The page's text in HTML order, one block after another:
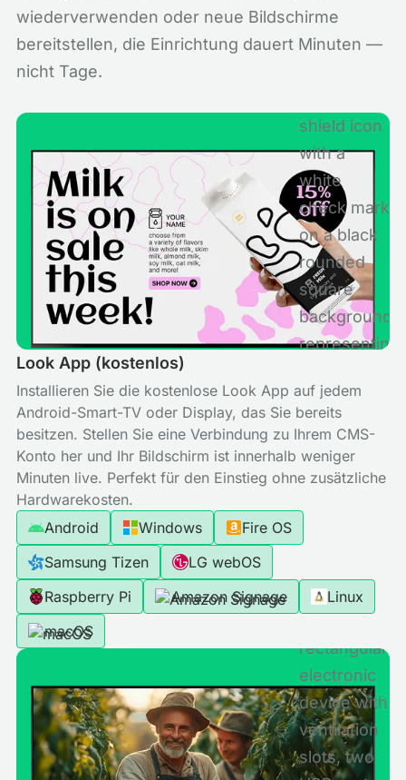
wiederverwenden oder neue Bildschirme
bereitstellen, die Einrichtung dauert Minuten —
nicht Tage.
Look App (kostenlos)
Installieren Sie die kostenlose Look App auf jedem
Android-Smart-TV oder Display, das Sie bereits
besitzen. Stellen Sie eine Verbindung zu Ihrem CMS-
Konto her und Ihr Bildschirm ist innerhalb weniger
Minuten live. Perfekt für den Einstieg ohne zusätzliche
Hardwarekosten.
Android
Windows
Fire OS
Samsung Tizen
LG webOS
Raspberry Pi
Amazon Signage
Linux
macOS